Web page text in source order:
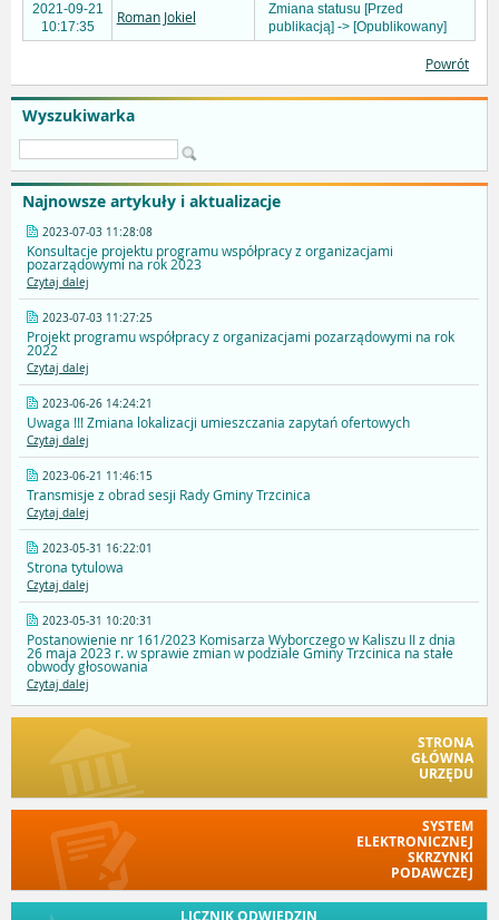
Wyszukiwarka
Najnowsze artykuły i aktualizacje
2023-07-03 11:28:08
Konsultacje projektu programu współpracy z organizacjami
pozarządowymi na rok 2023
Czytaj dalej
2023-07-03 11:27:25
Projekt programu współpracy z organizacjami pozarządowymi na rok
2022
Czytaj dalej
2023-06-26 14:24:21
Uwaga !!! Zmiana lokalizacji umieszczania zapytań ofertowych
Czytaj dalej
2023-06-21 11:46:15
Transmisje z obrad sesji Rady Gminy Trzcinica
Czytaj dalej
2023-05-31 16:22:01
Strona tytulowa
Czytaj dalej
2023-05-31 10:20:31
Postanowienie nr 161/2023 Komisarza Wyborczego w Kaliszu II z dnia
26 maja 2023 r. w sprawie zmian w podziale Gminy Trzcinica na stałe
obwody głosowania
Czytaj dalej
STRONA
GŁÓWNA
URZĘDU
SYSTEM
ELEKTRONICZNEJ
SKRZYNKI
PODAWCZEJ
2021-09-21
10:17:35
Roman Jokiel
Zmiana statusu [Przed
publikacją] -> [Opublikowany]
Powrót